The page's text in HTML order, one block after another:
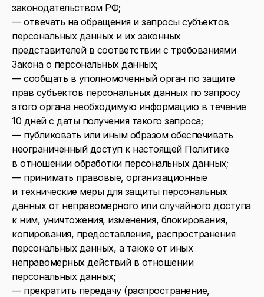
законодательством РФ;
— отвечать на обращения и запросы субъектов
персональных данных и их законных
представителей в соответствии с требованиями
Закона о персональных данных;
— сообщать в уполномоченный орган по защите
прав субъектов персональных данных по запросу
этого органа необходимую информацию в течение
10 дней с даты получения такого запроса;
— публиковать или иным образом обеспечивать
неограниченный доступ к настоящей Политике
в отношении обработки персональных данных;
— принимать правовые, организационные
и технические меры для защиты персональных
данных от неправомерного или случайного доступа
к ним, уничтожения, изменения, блокирования,
копирования, предоставления, распространения
персональных данных, а также от иных
неправомерных действий в отношении
персональных данных;
— прекратить передачу (распространение,